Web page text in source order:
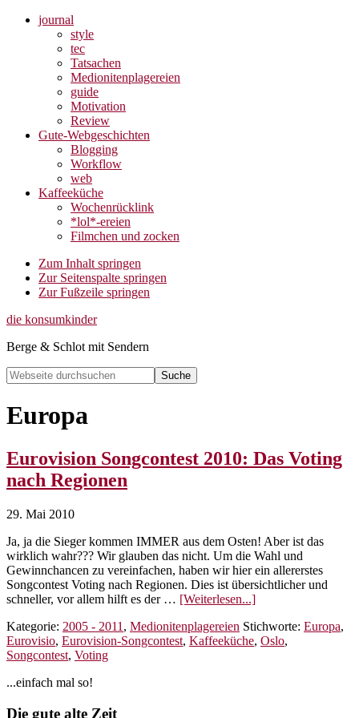
journal
style
tec
Tatsachen
Medionitenplagereien
guide
Motivation
Review
Gute-Webgeschichten
Blogging
Workflow
web
Kaffeeküche
Wochenrücklink
*lol*-ereien
Filmchen und zocken
Zum Inhalt springen
Zur Seitenspalte springen
Zur Fußzeile springen
die konsumkinder
Berge & Schlot mit Sendern
Webseite
durchsuchen
Search
Europa
Eurovision Songcontest 2010: Das Voting
nach Regionen
29. Mai 2010
Ja, ja die Sieger kommen IMMER aus dem Osten! Aber ist das
wirklich wahr??? Wir glauben das nicht. Um die Wahl und
Gewinnchancen zu vereinfachen, haben wir hier ein allererstes
Songcontest Voting nach Regionen. Dies ist übersichtlicher und
schneller, vor allem hilft es der … [Weiterlesen...]ÜberEurovision
2010:
Das
Kategorie: 2005 - 2011 , Medionitenplagereien Stichworte: Europa,
Eurovisio, Eurovision-Songcontest, Kaffeeküche, Oslo,
Songcontest, Voting
Seitenspalte
...einfach mal so!
Die gute alte Zeit